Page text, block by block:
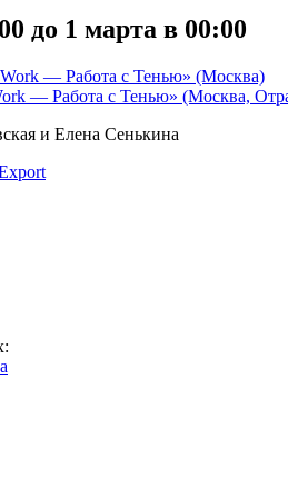
до 1 марта в 00:00
— Работа с Тенью» (Москва)
— Работа с Тенью» (Москва,
и Елена Сенькина